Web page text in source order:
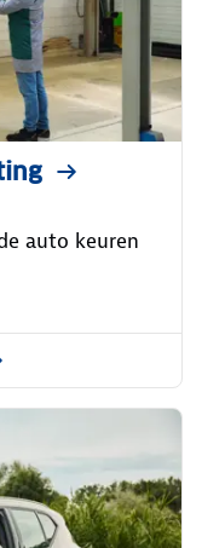
auto keuren